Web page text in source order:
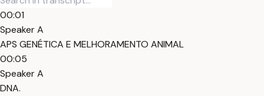
00:01
Speaker A
APS GENÉTICA E MELHORAMENTO ANIMAL
00:05
Speaker A
DNA.